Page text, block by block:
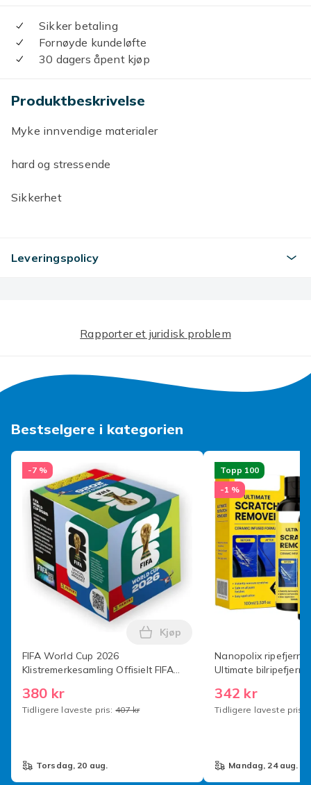
Sikker betaling
Fornøyde kundeløfte
30 dagers åpent kjøp
Produktbeskrivelse
Myke innvendige materialer
hard og stressende
Sikkerhet
Størrelse: 15*5,5*7cm
Produktsikkerhetsinformasjon
Leveringspolicy
Rapporter et juridisk problem
Bestselgere i kategorien
-7 %
FIFA World Cup 2026
Klistremerkesamling Offisielt FIFA
stk [Bokssett] x50-pakning Panini 50
380 kr
Tidligere laveste pris: 407 kr
Legg FIFA World Cup 2026
Kjøp
torsdag, 20 aug.
Topp 100
-1 %
Nanopolix
Ultimate
342 kr
Tidligere laveste pris:
mandag, 24 aug.